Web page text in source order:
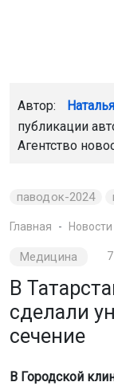
Автор:
публикации
Агентство
паводок-2024
Главная Новости
Медицина
В
сделали
сечение
В Городской